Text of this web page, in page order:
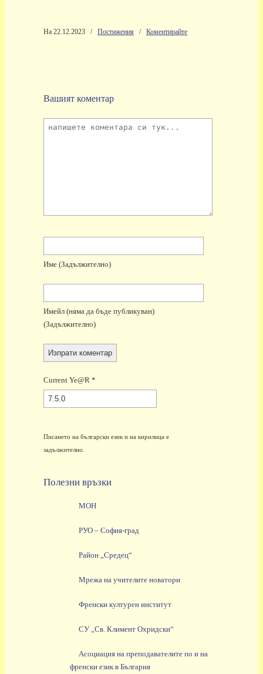
На 22.12.2023 / Постижения / Коментирайте
Вашият коментар
Име (задължително)
Имейл (няма да бъде публикуван)
(задължително)
Current Ye@r *
Писането на български език и на кирилица е
задължително.
Полезни връзки
МОН
РУО – София-град
Район „Средец“
Мрежа на учителите новатори
Френски културен институт
СУ „Св. Климент Охридски“
Асоциация на преподавателите по и на
френски език в България